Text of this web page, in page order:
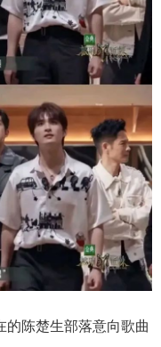
的陈楚生部落意向歌曲